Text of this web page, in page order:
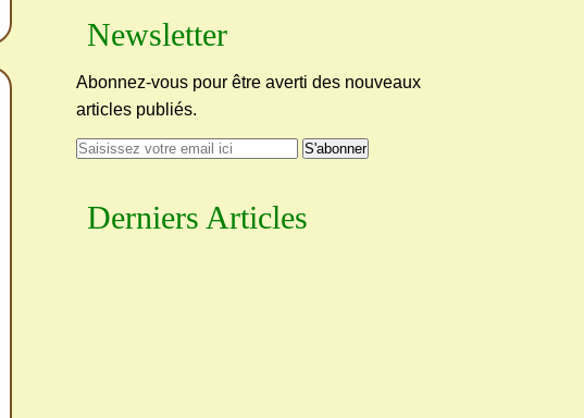
Newsletter
Abonnez-vous pour être averti des nouveaux
articles publiés.
Derniers Articles